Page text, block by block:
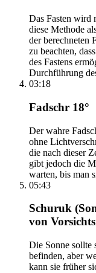
Das Fasten wird
diese Methode
der berechneten
zu beachten,
des Fastens
Durchführung
03:18
Fadschr 18°
Der wahre
ohne
die nach dieser
gibt jedoch die
warten, bis man
05:43
Schuruk
von
Die Sonne sollte
befinden, aber
kann sie früher